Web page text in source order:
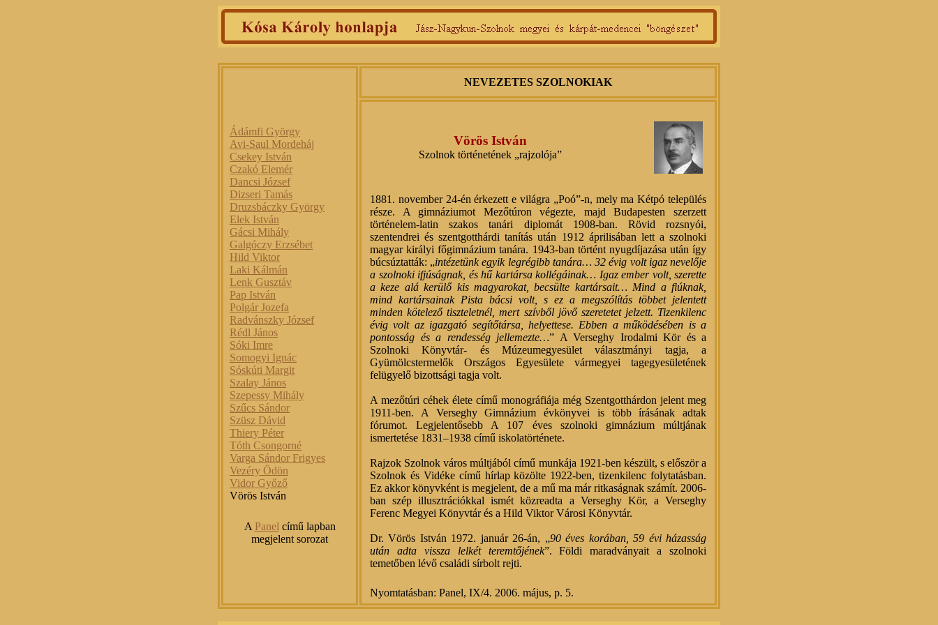
Ádámfi György
Avi-Saul Mordeháj
Csekey István
Czakó Elemér
Dancsi József
Dizseri Tamás
Druzsbáczky György
Elek István
Gácsi Mihály
Galgóczy Erzsébet
Hild Viktor
Laki Kálmán
Lenk Gusztáv
Pap István
Polgár Jozefa
Radvánszky József
Rédl János
Sóki Imre
Somogyi Ignác
Sóskúti Margit
Szalay János
Szepessy Mihály
Szűcs Sándor
Szüsz Dávid
Thiery Péter
Tóth Csongorné
Varga Sándor Frigyes
Vezéry Ödön
Vidor Győző
Vörös István
A Panel című lapban
megjelent sorozat
NEVEZETES SZOLNOKIAK
Vörös István
Szolnok történetének „rajzolója”
1881. november 24-én érkezett e világra „Poó”-n, mely ma Kétpó település
része. A gimnáziumot Mezőtúron végezte, majd Budapesten szerzett
történelem-latin szakos tanári diplomát 1908-ban. Rövid rozsnyói,
szentendrei és szentgotthárdi tanítás után 1912 áprilisában lett a szolnoki
magyar királyi főgimnázium tanára. 1943-ban történt nyugdíjazása után így
búcsúztatták: „intézetünk egyik legrégibb tanára… 32 évig volt igaz nevelője
a szolnoki ifjúságnak, és hű kartársa kollégáinak… Igaz ember volt, szerette
a keze alá kerülő kis magyarokat, becsülte kartársait… Mind a fiúknak,
mind kartársainak Pista bácsi volt, s ez a megszólítás többet jelentett
minden kötelező tiszteletnél, mert szívből jövő szeretetet jelzett. Tizenkilenc
évig volt az igazgató segítőtársa, helyettese. Ebben a működésében is a
pontosság és a rendesség jellemezte…” A Verseghy Irodalmi Kör és a
Szolnoki Könyvtár- és Múzeumegyesület választmányi tagja, a
Gyümölcstermelők Országos Egyesülete vármegyei tagegyesületének
felügyelő bizottsági tagja volt.
A mezőtúri céhek élete című monográfiája még Szentgotthárdon jelent meg
1911-ben. A Verseghy Gimnázium évkönyvei is több írásának adtak
fórumot. Legjelentősebb A 107 éves szolnoki gimnázium múltjának
ismertetése 1831–1938 című iskolatörténete.
Rajzok Szolnok város múltjából című munkája 1921-ben készült, s először a
Szolnok és Vidéke című hírlap közölte 1922-ben, tizenkilenc folytatásban.
Ez akkor könyvként is megjelent, de a mű ma már ritkaságnak számít. 2006-
ban szép illusztrációkkal ismét közreadta a Verseghy Kör, a Verseghy
Ferenc Megyei Könyvtár és a Hild Viktor Városi Könyvtár.
Dr. Vörös István 1972. január 26-án, „90 éves korában, 59 évi házasság
után adta vissza lelkét teremtőjének”. Földi maradványait a szolnoki
temetőben lévő családi sírbolt rejti.
Nyomtatásban: Panel, IX/4. 2006. május, p. 5.